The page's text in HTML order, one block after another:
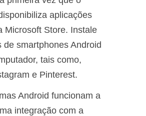
aplicações
Microsoft Store. Instale
de smartphones Android
tais como,
e Pinterest.
Android funcionam a
integração com a